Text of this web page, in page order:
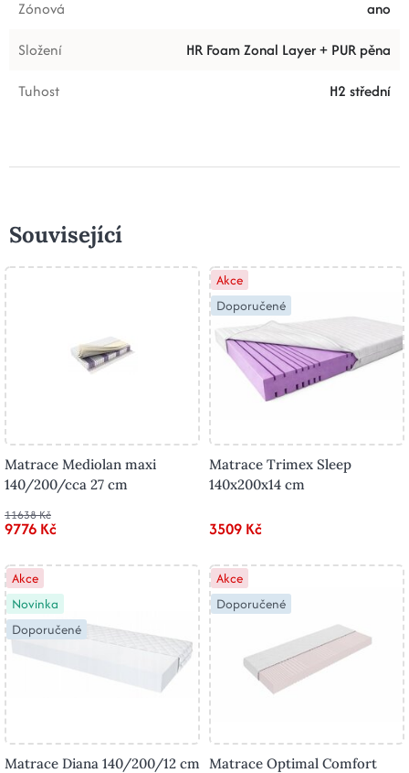
Zónová
ano
Složení
HR Foam Zonal Layer + PUR pěna
Tuhost
H2 střední
Související
Matrace Mediolan maxi
140/200/cca 27 cm
11638 Kč
9776 Kč
Akce
Doporučené
Matrace Trimex Sleep
140x200x14 cm
3509 Kč
Akce
Novinka
Doporučené
Matrace Diana 140/200/12 cm
Akce
Doporučené
Matrace Optimal Comfort